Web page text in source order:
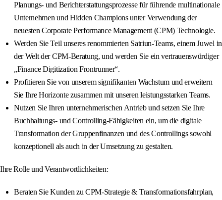
Planungs- und Berichterstattungsprozesse für führende multinationale
Unternehmen und Hidden Champions unter Verwendung der
neuesten Corporate Performance Management (CPM) Technologie.
Werden Sie Teil unseres renommierten Satriun-Teams, einem Juwel in
der Welt der CPM-Beratung, und werden Sie ein vertrauenswürdiger
„Finance Digitization Frontrunner“.
Profitieren Sie von unserem signifikanten Wachstum und erweitern
Sie Ihre Horizonte zusammen mit unseren leistungsstarken Teams.
Nutzen Sie Ihren unternehmerischen Antrieb und setzen Sie Ihre
Buchhaltungs- und Controlling-Fähigkeiten ein, um die digitale
Transformation der Gruppenfinanzen und des Controllings sowohl
konzeptionell als auch in der Umsetzung zu gestalten.
Ihre Rolle und Verantwortlichkeiten:
Beraten Sie Kunden zu CPM-Strategie & Transformationsfahrplan,